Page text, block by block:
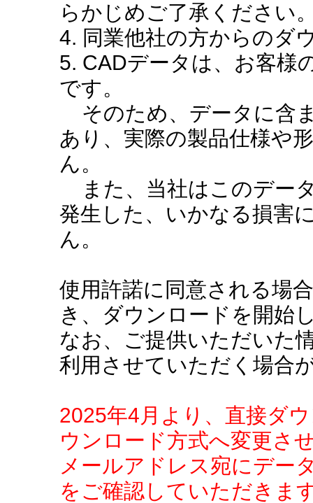
らかじめご了承ください
4. 同業他社の方からのダ
5. CADデータは、お客様
です。
そのため、データに含
あり、実際の製品仕様や
ん。
また、当社はこのデー
発生した、いかなる損害
ん。
使用許諾に同意される場
き、ダウンロードを開始
なお、ご提供いただいた
利用させていただく場合
2025年4月より、直接ダ
ウンロード方式へ変更さ
メールアドレス宛にデー
をご確認していただきま